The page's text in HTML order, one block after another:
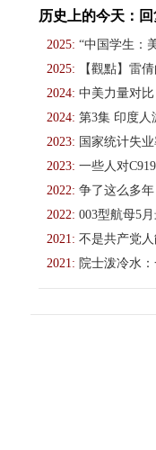
历史上的今天：
2025: “中国学生：
2025:
【觀點】雷
2024: 中美力量对比
2024: 第3集 印度人
2023: 国家统计失
2023: 一些人对
2022: 争了这么多
2022: 003型航母5
2021: 不是共产党
2021: 院士泼冷水